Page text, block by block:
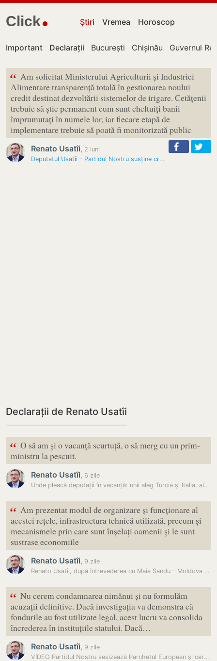
Click Știri Vremea Horoscop
Important Declarații București Chișinău Guvernul
“ Am solicitat Ministerului Agriculturii și Industriei
Alimentare transparență totală în gestionarea noului
credit destinat dezvoltării sistemelor de irigare. Cetățenii
trebuie să știe permanent cum sunt cheltuiți banii
împrumutați în numele lor, iar fiecare etapă de
implementare trebuie să poată fi monitorizată public
Renato Usatîi, 2 luni
Deputatul Usatîi – Partidul Nostru susține creditele pentru…
Declarații de Renato Usatîi
“ O să am și o vacanță scurtuță, o să merg cu un prim-
ministru la pescuit.
Renato Usatîi, 6 zile
Unde pleacă deputații în vacanță: unii aleg Turcia și Italia, alții…
“ Am prezentat modul de organizare și funcționare al
acestei rețele, infrastructura tehnică utilizată, precum și
mecanismele prin care sunt înșelați oamenii și le sunt
sustrase economiile
Renato Usatîi, 9 zile
Renato Usatîi, după întrevederea cu Maia Sandu – Moldova are nevoie de…
“ Nu cerem condamnarea nimănui și nu formulăm
acuzații definitive. Dacă investigația va demonstra că
fondurile au fost utilizate legal, acest lucru va consolida
încrederea în instituțiile statului. Dacă…
Renato Usatîi, 9 zile
VIDEO Partidul Nostru sesizează Parchetul European și cere…